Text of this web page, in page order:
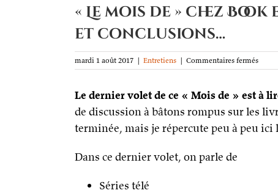
« Le mois de » chez
et conclusions…
mardi 1 août 2017 | Entretiens | Commentaires ferméssur
«
mois
»
chez
Le dernier volet de ce « Mois de » est à
de discussion à bâtons rompus sur les
terminée, mais je répercute peu à peu
Dans ce dernier volet, on parle de
Séries télé